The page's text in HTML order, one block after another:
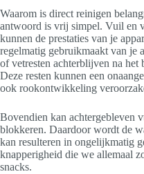
Waarom is direct reinigen
antwoord is vrij simpel. Vuil en
kunnen de prestaties van je
regelmatig gebruikmaakt van je
of vetresten achterblijven na het
Deze resten kunnen een
ook rookontwikkeling
Bovendien kan achtergebleven
blokkeren. Daardoor wordt de
kan resulteren in ongelijkmatig
knapperigheid die we allemaal
snacks.